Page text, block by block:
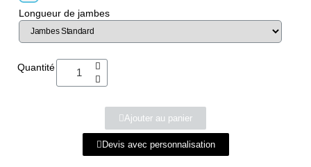
Longueur de jambes
Quantité
Ajouter au panier
Devis avec personnalisation